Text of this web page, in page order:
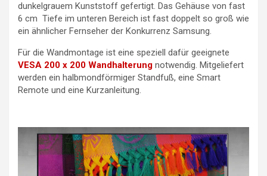
dunkelgrauem Kunststoff gefertigt. Das Gehäuse von fast
6 cm Tiefe im unteren Bereich ist fast doppelt so groß wie
ein ähnlicher Fernseher der Konkurrenz Samsung.
Für die Wandmontage ist eine speziell dafür geeignete
VESA 200 x 200 Wandhalterung notwendig. Mitgeliefert
werden ein halbmondförmiger Standfuß, eine Smart
Remote und eine Kurzanleitung.